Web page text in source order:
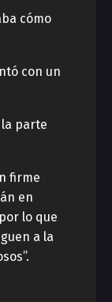
cómo
con un
parte
firme
en
lo que
a la